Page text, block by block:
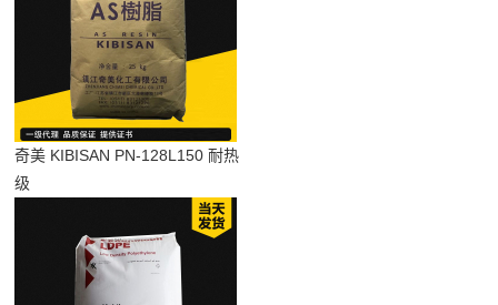
奇美 KIBISAN PN-128L150 耐热
级